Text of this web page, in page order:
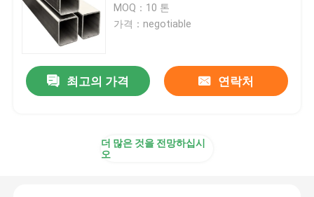
MOQ：10 톤
가격：negotiable
최고의 가격 연락처
더 많은 것을 전망하십시
오